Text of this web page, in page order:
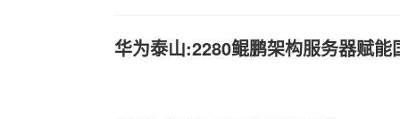
华为泰山:2280鲲鹏架构服务器赋能